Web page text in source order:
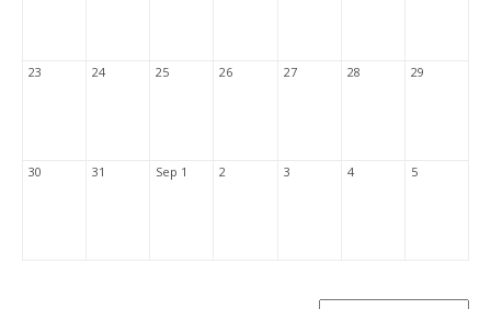
23 24 25 26 27 28 29
30 31 Sep 1 2 3 4 5